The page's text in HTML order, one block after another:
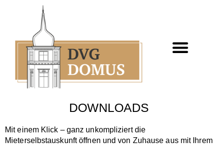
DOWNLOADS
Mit einem Klick – ganz unkompliziert die
Mieterselbstauskunft öffnen und von Zuhause aus mit Ihrem